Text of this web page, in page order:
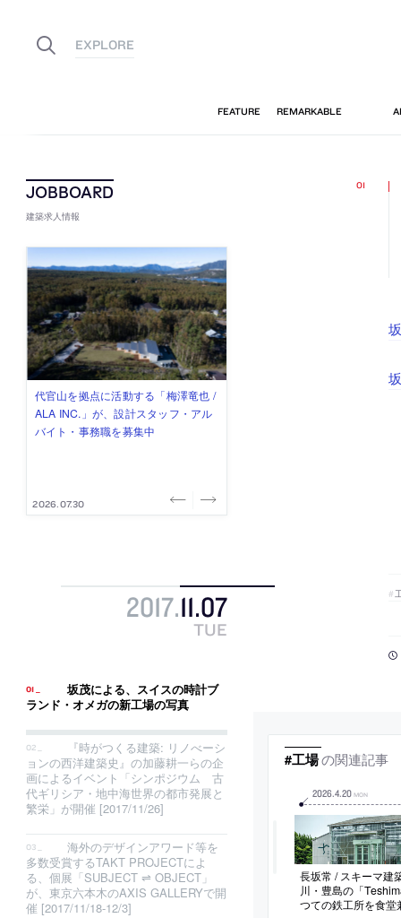
建築求人情報
佐々木慧が主宰する「axonometric株
式会社」が、設計スタッフ（経験
者・既卒・2027年新卒）を募集中
2026.08.07
古民家を軸に全国で“価値循環の仕組
み”を作り、リモートワーク主体の働
き方を実践する「株式会社つぎと」
2026.08.03
リノベる株式会社が、設計パートナ
ー (業務委託) を募集中
2026.08.03
社会への影響力のある建築を手掛
け、スタッフ同士で助け合う環境づ
くりも行う「E.A.S.T.architects」
2026.07.31
代官山を拠点に活動する「梅澤竜也 /
ALA INC.」が、設計スタッフ・アル
バイト・事務職を募集中
2026.07.30
2017.11.07
TUE
坂茂による、スイスの時計ブ
ランド・オメガの新工場の写真
『時がつくる建築: リノべーシ
ョンの西洋建築史』の加藤耕一らの企
画によるイベント「シンポジウム 古
代ギリシア・地中海世界の都市発展と
繁栄」が開催 [2017/11/26]
海外のデザインアワード等を
多数受賞するTAKT PROJECTによ
る、個展「SUBJECT ⇌ OBJECT」
が、東京六本木のAXIS GALLERYで開
催 [2017/11/18-12/3]
#工場の関連記事
2026.4.20 MON
長坂常 / スキーマ建
川・豊島の「
つての鉄工所を食堂